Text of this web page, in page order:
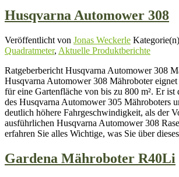
Husqvarna Automower 308
Veröffentlicht von Jonas Weckerle
Quadratmeter, Aktuelle Produktberichte
Ratgeberbericht Husqvarna Automower 308
Husqvarna Automower 308 Mähroboter
für eine Gartenfläche von bis zu 800 m². Er ist
des Husqvarna Automower 305 Mähroboters
deutlich höhere Fahrgeschwindigkeit, als der
ausführlichen Husqvarna Automower 308
erfahren Sie alles Wichtige, was Sie über
Gardena Mähroboter R40Li